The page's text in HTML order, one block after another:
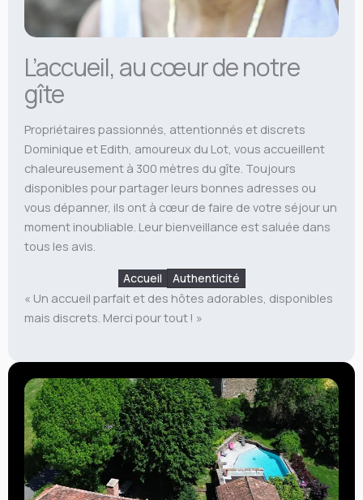
L’accueil, au cœur de notre
gîte
Propriétaires passionnés, attentionnés et discrets
Dominique et Edith, amoureux du Lot, vous accueillent
chaleureusement à 300 mètres du gîte. Toujours
disponibles pour partager leurs bonnes adresses ou
vous dépanner, ils ont à cœur de faire de votre séjour un
moment inoubliable. Leur bienveillance est saluée dans
tous les avis.
Accueil Authenticité
« Un accueil parfait et des hôtes adorables, disponibles
mais discrets. Merci pour tout ! »